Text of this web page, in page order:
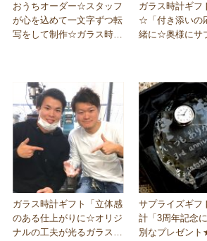
おうちオーダー☆スタッフ
が心を込めて一文字ずつ転
写をして制作☆ガラス時計
ガラス時計ギフ
☆「付き添いの
緒に☆奥様にサ
ガラス時計ギフト「立体感
のある仕上がりに☆オリジ
ナルの工夫が光るガラス時
サプライズギフ
計「3周年記念
別なプレゼン